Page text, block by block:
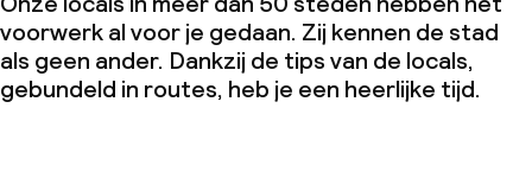
voorwerk al voor je gedaan. Zij kennen de stad
als geen ander. Dankzij de tips van de locals,
gebundeld in routes, heb je een heerlijke tijd.